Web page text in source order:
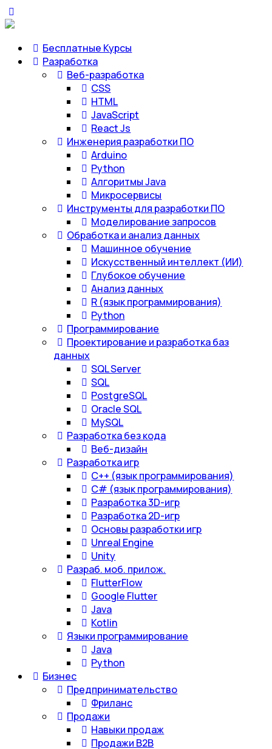
Бесплатные Курсы
Разработка
Веб-разработка
CSS
HTML
JavaScript
React Js
Инженерия разработки ПО
Arduino
Python
Алгоритмы Java
Микросервисы
Инструменты для разработки ПО
Моделирование запросов
Обработка и анализ данных
Машинное обучение
Искусственный интеллект (ИИ)
Глубокое обучение
Анализ данных
R (язык программирования)
Python
Программирование
Проектирование и разработка баз
данных
SQL Server
SQL
PostgreSQL
Oracle SQL
MySQL
Разработка без кода
Веб-дизайн
Разработка игр
С++ (язык программирования)
С# (язык программирования)
Разработка 3D-игр
Разработка 2D-игр
Основы разработки игр
Unreal Engine
Unity
Разраб. моб. прилож.
FlutterFlow
Google Flutter
Java
Kotlin
Языки программирование
Java
Python
Бизнес
Предпринимательство
Фриланс
Продажи
Навыки продаж
Продажи B2B